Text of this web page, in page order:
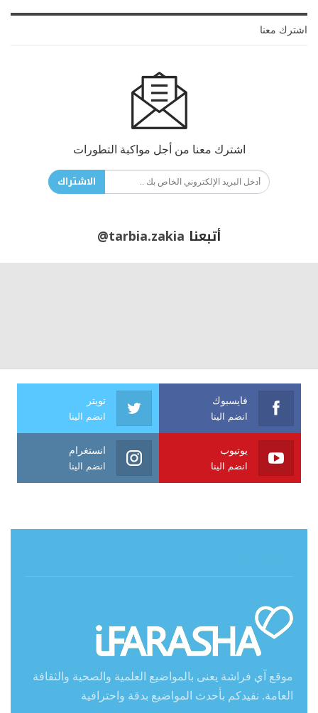
اشترك معنا
اشترك معنا من أجل مواكبة التطورات
الاشتراك
أتبعنا @tarbia.zakia
فايسبوك
انضم الينا
تويتر
انضم الينا
يوتيوب
انضم الينا
انستغرام
انضم الينا
موقع آي فراشة يعنى بالمواضيع العلمية والصحية والثقافة
العامة. نفيدكم بأحدث المواضيع بدقة واحترافية